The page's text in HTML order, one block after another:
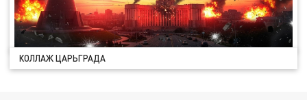
КОЛЛАЖ ЦАРЬГРАДА